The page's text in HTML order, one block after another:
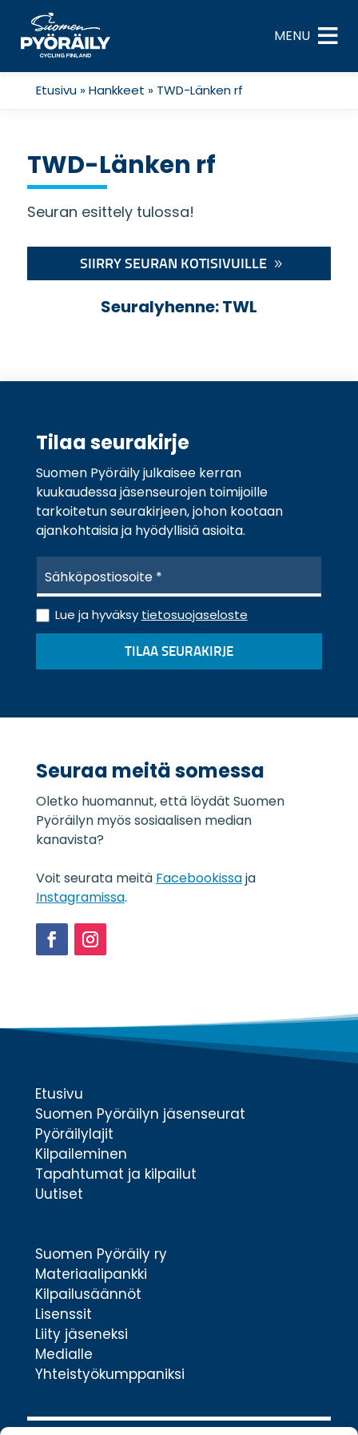
content
MENU
Etusivu»Hankkeet » TWD-Länken rf
TWD-Länken rf
Seuran esittely tulossa!
SIIRRY SEURAN KOTISIVUILLE
Seuralyhenne: TWL
Tilaa seurakirje
Suomen Pyöräily julkaisee kerran
kuukaudessa jäsenseurojen toimijoille
tarkoitetun seurakirjeen, johon kootaan
ajankohtaisia ja hyödyllisiä asioita.
h
k
ö
s
*
T
i
o
o
s
l
o
s
*
Lue ja hyväksy tietosuojaseloste
TILAA SEURAKIRJE
Seuraa meitä somessa
Oletko huomannut, että löydät Suomen
Pyöräilyn myös sosiaalisen median
kanavista?
Voit seurata meitä Facebookissaja
Instagramissa.
Etusivu
Suomen Pyöräilyn jäsenseurat
Pyöräilylajit
Kilpaileminen
Tapahtumat ja kilpailut
Uutiset
Suomen Pyöräily ry
Materiaalipankki
Kilpailusäännöt
Lisenssit
Liity jäseneksi
Medialle
Yhteistyökumppaniksi